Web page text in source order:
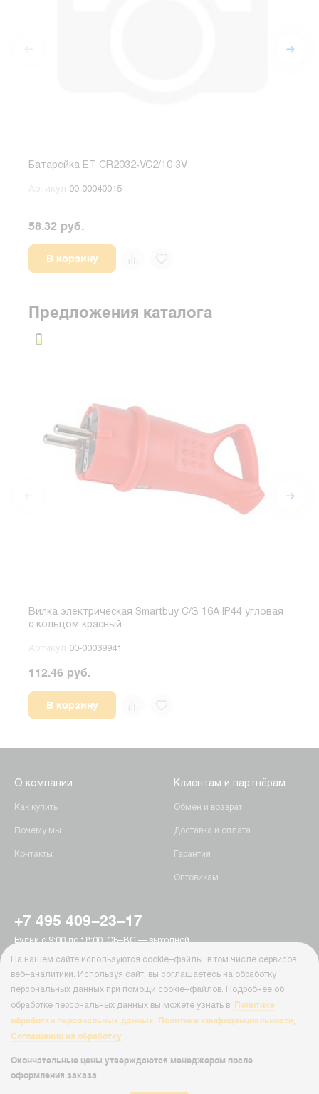
Батарейка ET CR2032-VC2/10 3V
Артикул 00-00040015
58.32 руб.
В корзину
Предложения каталога
Вилка электрическая Smartbuy С/З 16A IP44 угловая
с кольцом красный
Артикул 00-00039941
112.46 руб.
В корзину
О компании
Как купить
Почему мы
Контакты
Клиентам и партнёрам
Обмен и возврат
Доставка и оплата
Гарантия
Оптовикам
+7 495 409-23-17
Будни с 9:00 до 18:00, СБ–ВС — выходной
г. Москва, Пятницкое шоссе, 15
info@ab-batteries.ru
© Ab-Batteries, 2026
характер и ни при каких условиях информация, цены и иные материалы
положениями Статьи 437 Гражданского кодекса РФ.
На нашем сайте используются cookie–файлы, в том числе сервисов
веб–аналитики. Используя сайт, вы соглашаетесь на обработку
персональных данных при помощи cookie–файлов. Подробнее об
обработке персональных данных вы можете узнать в: Политике
обработки персональных данных, Политике конфиденциальности,
Соглашении на обработку
Окончательные цены утверждаются менеджером после
оформления заказа